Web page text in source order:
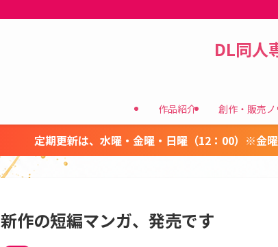
DL同人
作品紹介 創作・販売
定期更新は、水曜・金曜・日曜（12：00）※金
新作の短編マンガ、発売です